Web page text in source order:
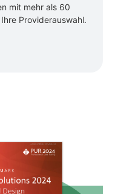
mit mehr als 60
Providerauswahl.